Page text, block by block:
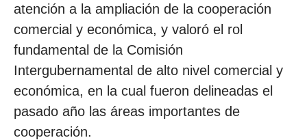
atención a la ampliación de la cooperación
comercial y económica, y valoró el rol
fundamental de la Comisión
Intergubernamental de alto nivel comercial y
económica, en la cual fueron delineadas el
pasado año las áreas importantes de
cooperación.